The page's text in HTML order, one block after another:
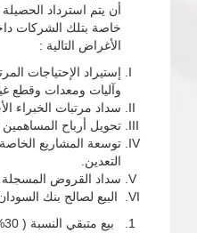
أن يتم استرداد
خاصة بتلك الشركات
الأغراض التالية :
إستيراد الإحتياجات
وآليات ومعدات وقطع
سداد مرتبات الخبراء
تحويل أرباح المساهمين
توسعة المشاريع
التعدين.
سداد القروض
البيع لصالح بنك